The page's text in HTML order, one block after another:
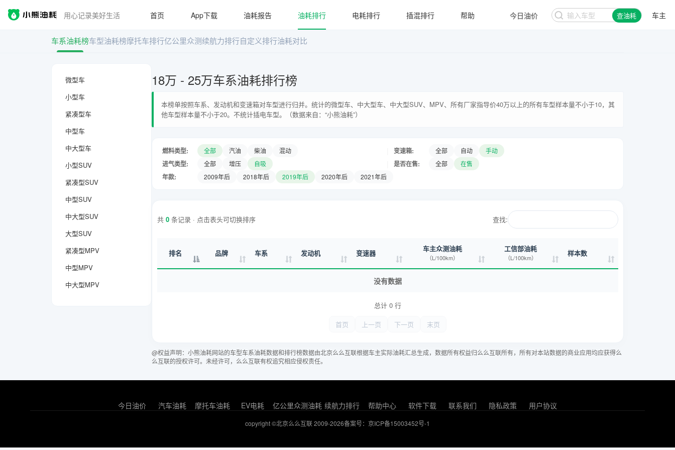
用心记录美好生活 今日油价 查油耗 车主
首页 App下载 油耗报告 油耗排行 电耗排行 插混排行 帮助
车系油耗榜车型油耗榜摩托车排行亿公里众测续航力排行自定义排行油耗对比
微型车
小型车
紧凑型车
中型车
中大型车
小型SUV
紧凑型SUV
中型SUV
中大型SUV
大型SUV
紧凑型MPV
中型MPV
中大型MPV
18万 - 25万车系油耗排行榜
本榜单按照车系、发动机和变速箱对车型进行归并。统计的微型车、中大型车、中大型SUV、MPV、所有厂家指导价40万以上的所有车型样本量不小于10，其
他车型样本量不小于20。不统计插电车型。（数据来自：“小熊油耗”）
燃料类型: 全部 汽油 柴油 混动 变速箱: 全部 自动 手动
进气类型: 全部 增压 自吸 是否在售: 全部 在售
年款: 2009年后 2018年后 2019年后 2020年后 2021年后
共 0 条记录 · 点击表头可切换排序 查找:
排名 品牌 车系 发动机 变速器 车主众测油耗
（L/100km）
工信部油耗
（L/100km） 样本数
没有数据
总计 0 行
首页
上一页 下一页 末页
@权益声明：小熊油耗网站的车型车系油耗数据和排行榜数据由北京么么互联根据车主实际油耗汇总生成，数据所有权益归么么互联所有，所有对本站数据的商业应用均应获得么
么互联的授权许可。未经许可，么么互联有权追究相应侵权责任。
今日油价 汽车油耗 摩托车油耗 EV电耗 亿公里众测油耗 续航力排行 帮助中心 软件下载 联系我们 隐私政策 用户协议
copyright ©北京么么互联 2009-2026备案号：京ICP备15003452号-1